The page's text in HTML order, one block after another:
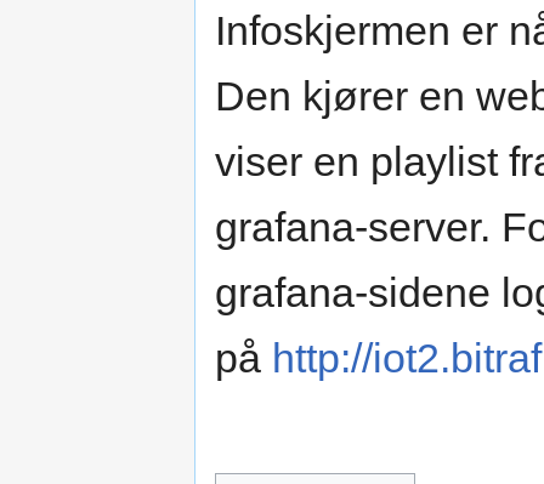
Infoskjermen er
Den kjører en
viser en playlist
grafana-server.
grafana-sidene
på http://